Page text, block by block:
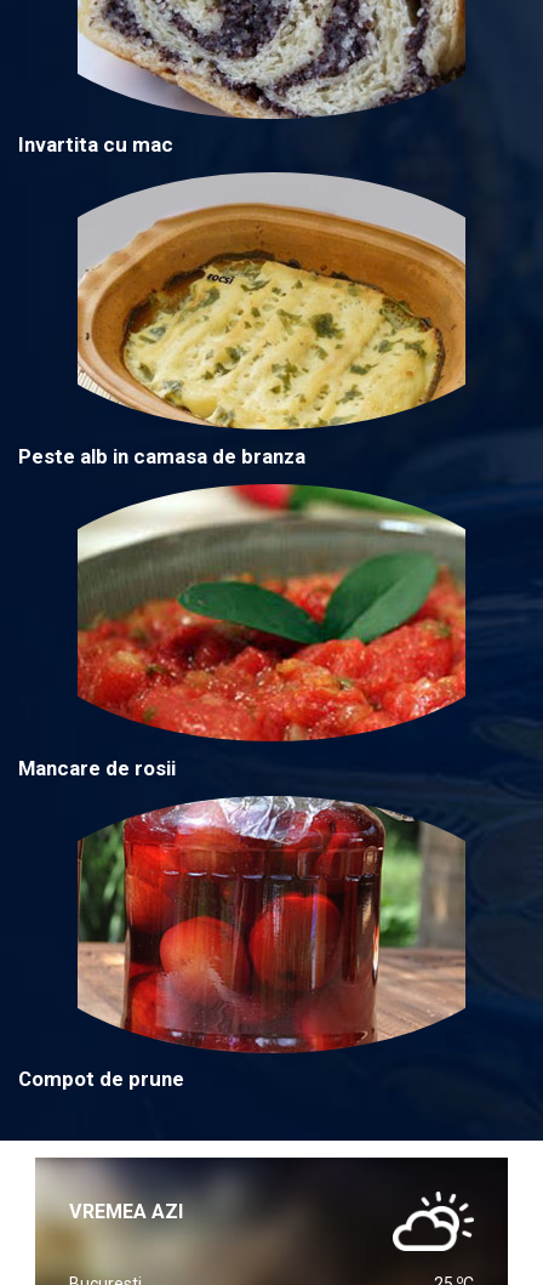
Invartita cu mac
Peste alb in camasa de branza
Mancare de rosii
Compot de prune
VREMEA AZI
o